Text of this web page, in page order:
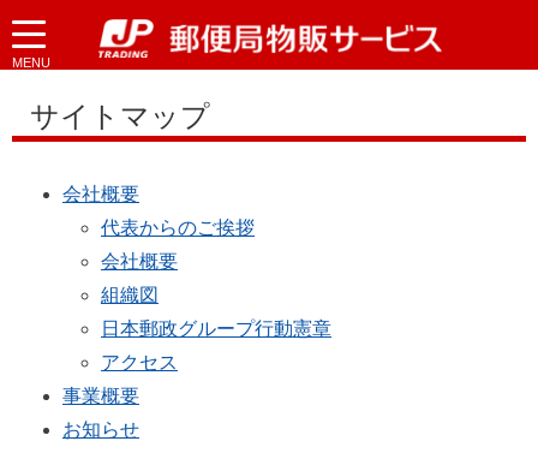
MENU
サイトマップ
会社概要
代表からのご挨拶
会社概要
組織図
日本郵政グループ行動憲章
アクセス
事業概要
お知らせ